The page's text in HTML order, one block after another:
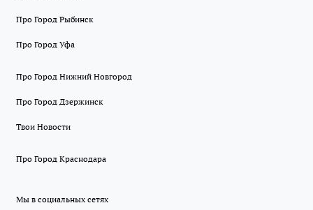
Про Город Рыбинск
Про Город Уфа
Про Город Нижний Новгород
Про Город Дзержинск
Твои Новости
Про Город Краснодара
Мы в социальных сетях